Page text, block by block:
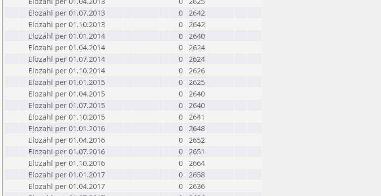
Elozahl per 01.07.2013
0 2642
Elozahl per 01.10.2013
0 2642
Elozahl per 01.01.2014
0 2640
Elozahl per 01.04.2014
0 2624
Elozahl per 01.07.2014
0 2624
Elozahl per 01.10.2014
0 2626
Elozahl per 01.01.2015
0 2625
Elozahl per 01.04.2015
0 2640
Elozahl per 01.07.2015
0 2640
Elozahl per 01.10.2015
0 2641
Elozahl per 01.01.2016
0 2648
Elozahl per 01.04.2016
0 2652
Elozahl per 01.07.2016
0 2651
Elozahl per 01.10.2016
0 2664
Elozahl per 01.01.2017
0 2658
Elozahl per 01.04.2017
0 2636